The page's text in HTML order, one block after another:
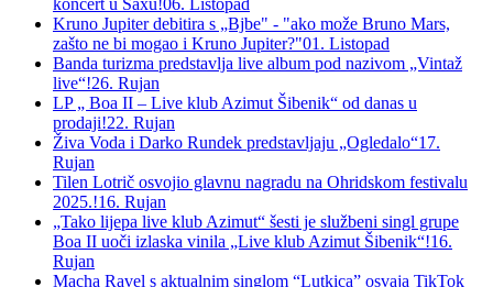
Kruno Jupiter debitira s „Bjbe" - "ako može Bruno Mars,
zašto ne bi mogao i Kruno Jupiter?"01. Listopad
Banda turizma predstavlja live album pod nazivom „Vintaž
live“!26. Rujan
LP „ Boa II – Live klub Azimut Šibenik“ od danas u
prodaji!22. Rujan
Živa Voda i Darko Rundek predstavljaju „Ogledalo“17.
Rujan
Tilen Lotrič osvojio glavnu nagradu na Ohridskom festivalu
2025.!16. Rujan
„Tako lijepa live klub Azimut“ šesti je službeni singl grupe
Boa II uoči izlaska vinila „Live klub Azimut Šibenik“!16.
Rujan
Macha Ravel s aktualnim singlom “Lutkica” osvaja TikTok